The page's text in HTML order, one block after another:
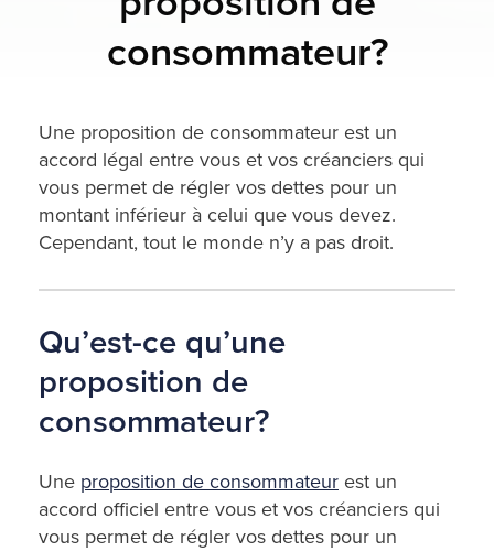
consommateur?
Une proposition de consommateur est un
accord légal entre vous et vos créanciers qui
vous permet de régler vos dettes pour un
montant inférieur à celui que vous devez.
Cependant, tout le monde n’y a pas droit.
Qu’est-ce qu’une
proposition de
consommateur?
Une proposition de consommateur est un
accord officiel entre vous et vos créanciers qui
vous permet de régler vos dettes pour un